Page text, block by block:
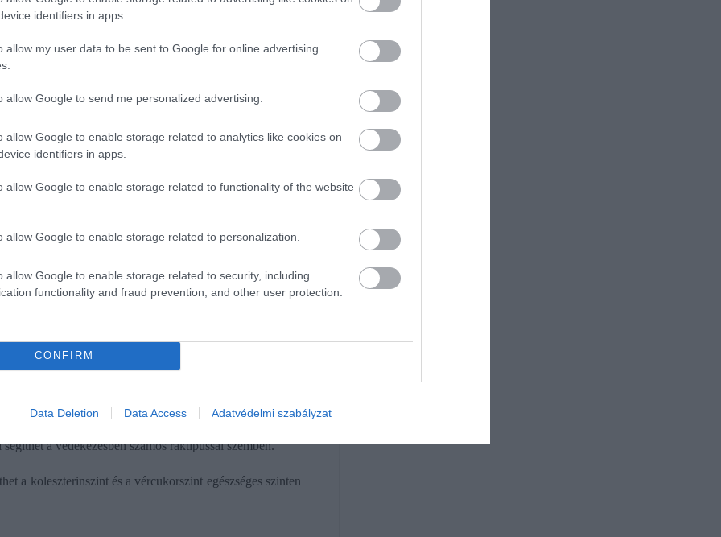
identifiers in apps.
allow my user data to be sent to Google for online advertising
allow Google to send me personalized advertising.
allow Google to enable storage related to analytics like cookies on
identifiers in apps.
allow Google to enable storage related to functionality of the website
allow Google to enable storage related to personalization.
allow Google to enable storage related to security, including
functionality and fraud prevention, and other user protection.
CONFIRM
Data Deletion Data Access Adatvédelmi szabályzat
rengeteg tápanyagot szállítanak, és segíthetnek a
ráadásul immunerősítő előnyökkel is bírnak. De
is tartalmazhatnak, ami nagyobb mennyiségben nem
gazdag olívaolaj csökkentheti a koleszterinszintet,
egyes típusainak kockázatát.
élelmiszer és allicint is tartalmaz. A CKD-ben
a mangán és a réz. Ezenkívül kvercetintartalma
kénvegyületei pedig csökkenthetik a magas
rostot tartalmaz. Emellett képes semlegesíteni egyes
káliumot és foszfort is tartalmaz, így a CKD-ben
vas, kalcium és A-, B9-, C- és K-vitamin. Ráadásul
a védekezésben számos ráktípussal szemben.
a koleszterinszint és a vércukorszint egészséges szinten